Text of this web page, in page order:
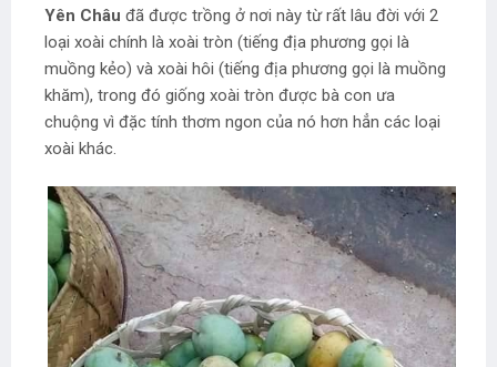
Yên Châu đã được trồng ở nơi này từ rất lâu đời với 2
loại xoài chính là xoài tròn (tiếng địa phương gọi là
muồng kẻo) và xoài hôi (tiếng địa phương gọi là muồng
khăm), trong đó giống xoài tròn được bà con ưa
chuộng vì đặc tính thơm ngon của nó hơn hẳn các loại
xoài khác.